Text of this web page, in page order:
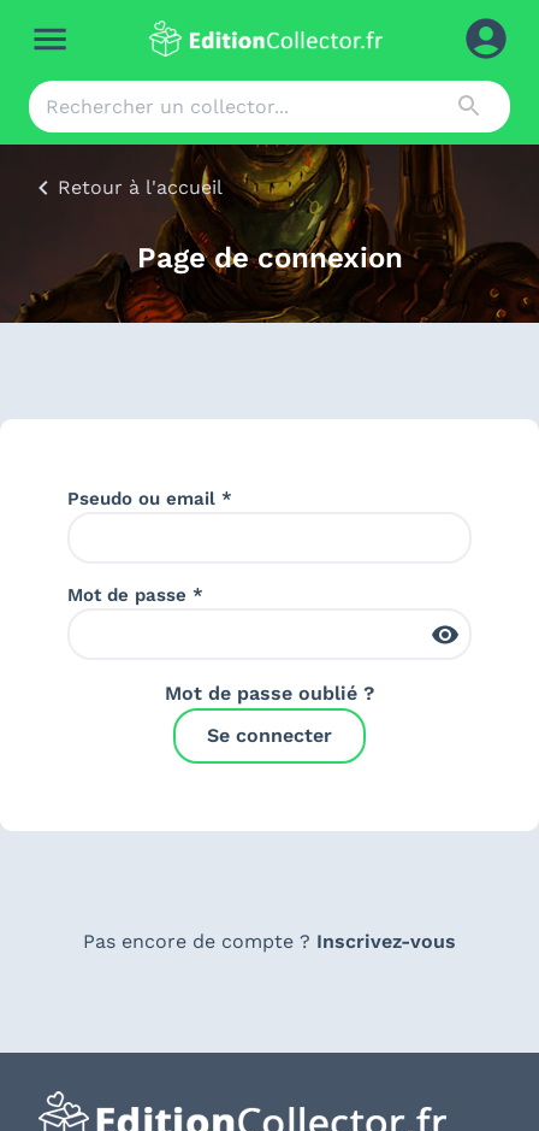
Retour à l'accueil
Page de connexion
Pseudo ou email *
Mot de passe *
Mot de passe oublié ?
Se connecter
Pas encore de compte ? Inscrivez-vous